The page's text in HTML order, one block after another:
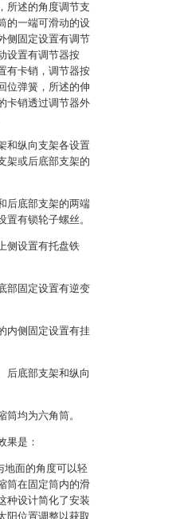
所述的角度调节支
的一端可滑动的设
侧固定设置有调节
设置有调节器按
有卡销，调节器按
位弹簧，所述的伸
卡销透过调节器外
和纵向支架各设置
架或后底部支架的
后底部支架的两端
有锁轮子螺丝。
侧设置有托盘铁
部固定设置有逆变
内侧固定设置有挂
后底部支架和纵向
均为六角筒。
果是：
地面的角度可以轻
筒在固定筒内的滑
种设计简化了安装
阳位置调整以获取